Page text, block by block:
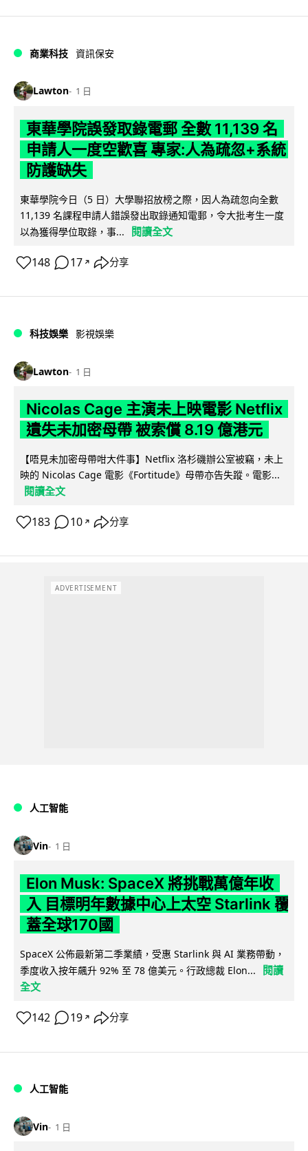
商業科技 資訊保安
Lawton 1 日
東華學院誤發取錄電郵 全數 11,139 名
申請人一度空歡喜 專家:人為疏忽+系統
防護缺失
東華學院今日（5 日）大學聯招放榜之際，因人為疏忽向全數
11,139 名課程申請人錯誤發出取錄通知電郵，令大批考生一度
以為獲得學位取錄，事...
閱讀全文
148 17 ↗ 分享
科技娛樂 影視娛樂
Lawton 1 日
Nicolas Cage 主演未上映電影 Netflix
遺失未加密母帶 被索償 8.19 億港元
【唔見未加密母帶咁大件事】Netflix 洛杉磯辦公室被竊，未上
映的 Nicolas Cage 電影《Fortitude》母帶亦告失蹤。電影...
閱讀全文
183 10 ↗ 分享
ADVERTISEMENT
人工智能
Vin 1 日
Elon Musk: SpaceX 將挑戰萬億年收
入 目標明年數據中心上太空 Starlink 覆
蓋全球170國
SpaceX 公佈最新第二季業績，受惠 Starlink 與 AI 業務帶動，
季度收入按年飆升 92% 至 78 億美元。行政總裁 Elon...
閱讀
全文
142 19 ↗ 分享
人工智能
Vin 1 日